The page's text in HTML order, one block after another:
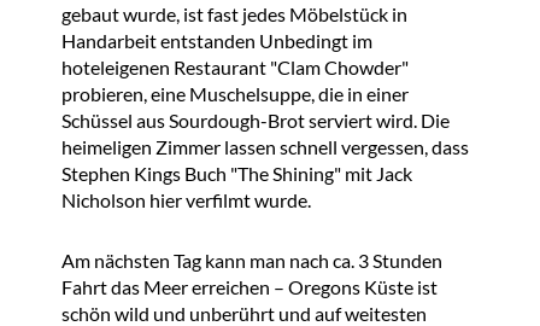
gebaut wurde, ist fast jedes Möbelstück in
Handarbeit entstanden Unbedingt im
hoteleigenen Restaurant "Clam Chowder"
probieren, eine Muschelsuppe, die in einer
Schüssel aus Sourdough-Brot serviert wird. Die
heimeligen Zimmer lassen schnell vergessen, dass
Stephen Kings Buch "The Shining" mit Jack
Nicholson hier verfilmt wurde.
Am nächsten Tag kann man nach ca. 3 Stunden
Fahrt das Meer erreichen – Oregons Küste ist
schön wild und unberührt und auf weitesten